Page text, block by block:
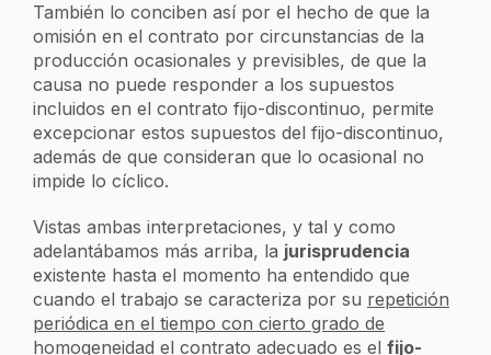
También lo conciben así por el hecho de que la
omisión en el contrato por circunstancias de la
producción ocasionales y previsibles, de que la
causa no puede responder a los supuestos
incluidos en el contrato fijo-discontinuo, permite
excepcionar estos supuestos del fijo-discontinuo,
además de que consideran que lo ocasional no
impide lo cíclico.
Vistas ambas interpretaciones, y tal y como
adelantábamos más arriba, la jurisprudencia
existente hasta el momento ha entendido que
cuando el trabajo se caracteriza por su repetición
periódica en el tiempo con cierto grado de
homogeneidad el contrato adecuado es el fijo-